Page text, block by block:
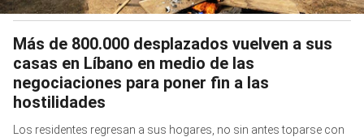
Más de 800.000 desplazados vuelven a sus
casas en Líbano en medio de las
negociaciones para poner fin a las
hostilidades
Los residentes regresan a sus hogares, no sin antes toparse con